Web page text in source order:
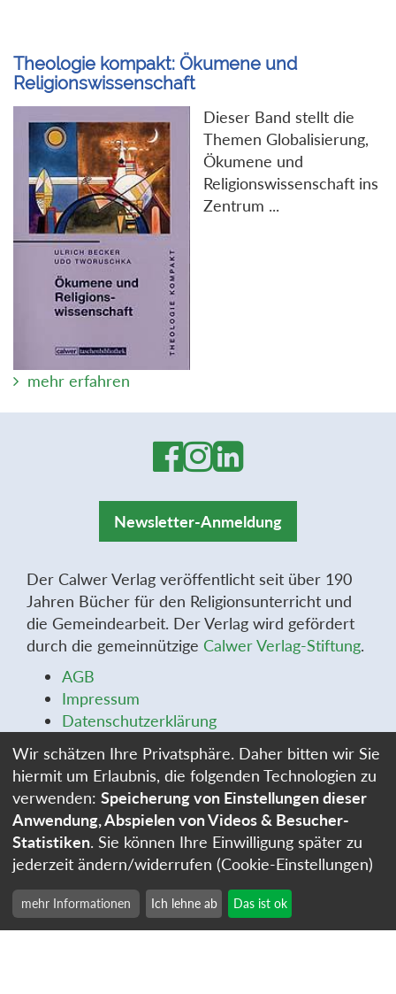
Theologie kompakt: Ökumene und
Religionswissenschaft
Dieser Band stellt die
Themen Globalisierung,
Ökumene und
Religionswissenschaft ins
Zentrum ...
mehr erfahren
Newsletter-Anmeldung
Der Calwer Verlag veröffentlicht seit über 190
Jahren Bücher für den Religionsunterricht und
die Gemeindearbeit. Der Verlag wird gefördert
durch die gemeinnützige Calwer Verlag-Stiftung.
AGB
Impressum
Datenschutzerklärung
Widerrufsformular
Stellenangebote
Cookie-Einstellungen
Wir schätzen Ihre Privatsphäre. Daher bitten wir Sie
hiermit um Erlaubnis, die folgenden Technologien zu
verwenden: Speicherung von Einstellungen dieser
Anwendung, Abspielen von Videos & Besucher-
Statistiken. Sie können Ihre Einwilligung später zu
jederzeit ändern/widerrufen (Cookie-Einstellungen)
mehr Informationen Ich lehne ab Das ist ok